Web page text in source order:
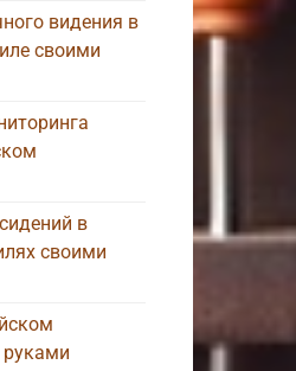
видения в
своими
в
своими